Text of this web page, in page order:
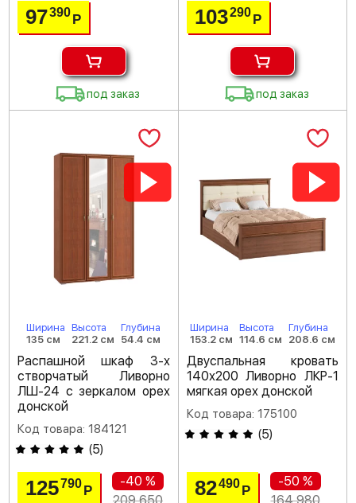
97390Р
под заказ
103290 Р
под заказ
Ширина
135 см
Высота
221.2 см
Глубина
54.4 см
Распашной шкаф 3-х
створчатый Ливорно
ЛШ-24 с зеркалом орех
донской
Код товара: 184121
(5)
125790Р
-40 %
Ширина
153.2 см
Высота
114.6 см
Глубина
208.6 см
Двуспальная кровать
140х200 Ливорно ЛКР-1
мягкая орех донской
Код товара: 175100
(5)
82490 Р
-50 %